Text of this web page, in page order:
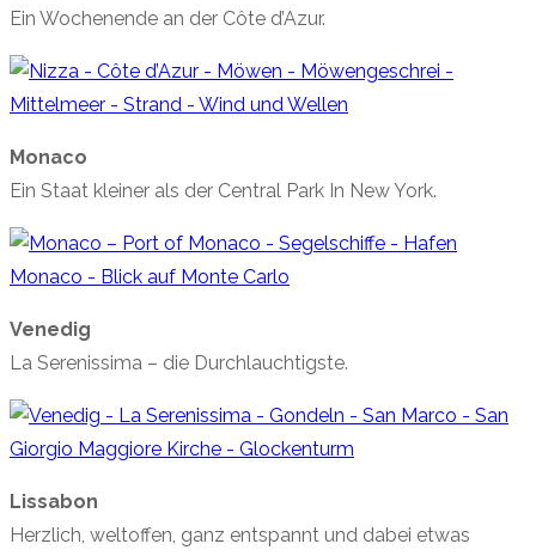
Ein Wochenende an der Côte d’Azur.
Monaco
Ein Staat kleiner als der Central Park In New York.
Venedig
La Serenissima – die Durchlauchtigste.
Lissabon
Herzlich, weltoffen, ganz entspannt und dabei etwas